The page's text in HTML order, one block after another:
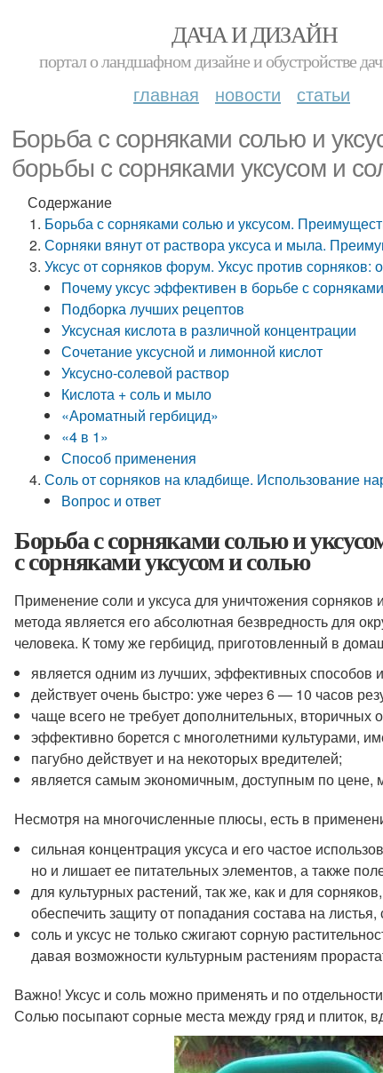
ДАЧА И ДИЗАЙН
портал о ландшафном дизайне и обустройстве
главная новости статьи
Борьба с сорняками солью и
борьбы с сорняками уксусом и
Содержание
Борьба с сорняками солью и уксусом.
Сорняки вянут от раствора уксуса и мыла.
Уксус от сорняков форум. Уксус против
Почему уксус эффективен в борьбе с
Подборка лучших рецептов
Уксусная кислота в различной концентрации
Сочетание уксусной и лимонной кислот
Уксусно-солевой раствор
Кислота + соль и мыло
«Ароматный гербицид»
«4 в 1»
Способ применения
Соль от сорняков на кладбище. Использование
Вопрос и ответ
Борьба с сорняками солью и
с сорняками уксусом и солью
Применение соли и уксуса для уничтожения
метода является его абсолютная безвредность для
человека. К тому же гербицид, приготовленный в
является одним из лучших, эффективных способов
действует очень быстро: уже через 6 — 10 часов
чаще всего не требует дополнительных, вторичных
эффективно борется с многолетними культурами,
пагубно действует и на некоторых вредителей;
является самым экономичным, доступным по цене,
Несмотря на многочисленные плюсы, есть в
сильная концентрация уксуса и его частое
но и лишает ее питательных элементов, а также
для культурных растений, так же, как и для
обеспечить защиту от попадания состава на
соль и уксус не только сжигают сорную
давая возможности культурным растениям
Важно! Уксус и соль можно применять и по
Солью посыпают сорные места между гряд и плиток,